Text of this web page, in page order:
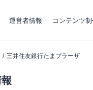
運営者情報 コンテンツ
三井住友銀行たまプラーザ